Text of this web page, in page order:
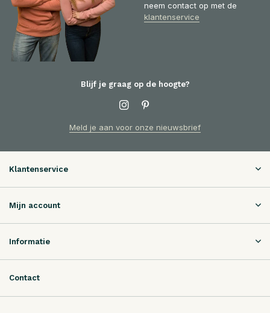
neem contact op met de
klantenservice
Blijf je graag op de hoogte?
Meld je aan voor onze nieuwsbrief
Klantenservice
Mijn account
Informatie
Contact